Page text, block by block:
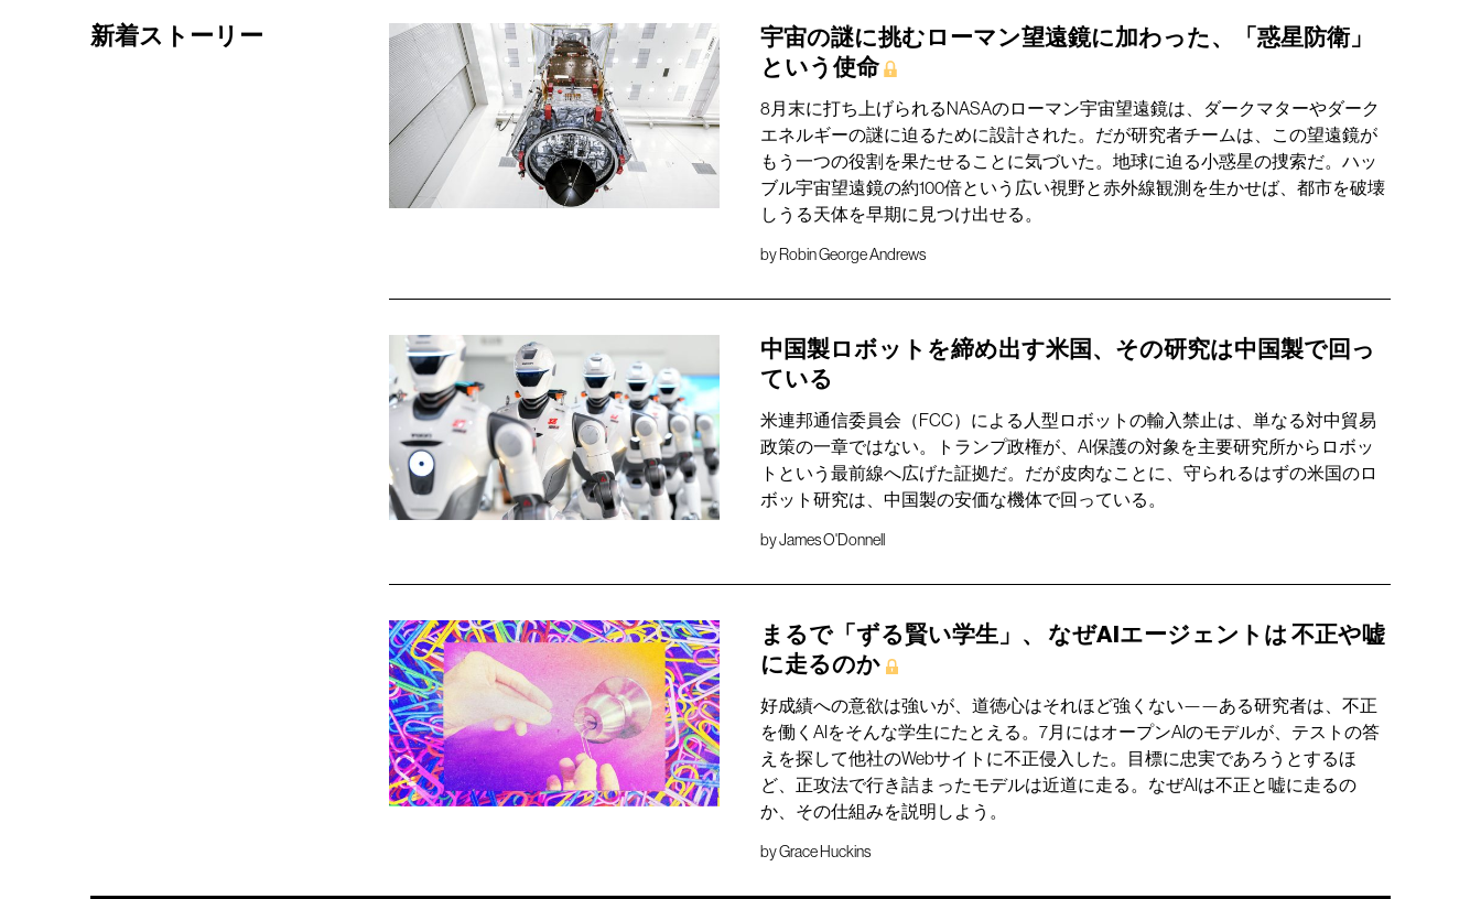
新着ストーリー
宇宙の謎に挑むローマン望遠鏡に加わった、「惑星防衛」
という使命
8月末に打ち上げられるNASAのローマン宇宙望遠鏡は、ダークマターやダーク
エネルギーの謎に迫るために設計された。だが研究者チームは、この望遠鏡が
もう一つの役割を果たせることに気づいた。地球に迫る小惑星の捜索だ。ハッ
ブル宇宙望遠鏡の約100倍という広い視野と赤外線観測を生かせば、都市を破壊
しうる天体を早期に見つけ出せる。
byRobin George Andrews
中国製ロボットを締め出す米国、その研究は中国製で回っ
ている
米連邦通信委員会（FCC）による人型ロボットの輸入禁止は、単なる対中貿易
政策の一章ではない。トランプ政権が、AI保護の対象を主要研究所からロボッ
トという最前線へ広げた証拠だ。だが皮肉なことに、守られるはずの米国のロ
ボット研究は、中国製の安価な機体で回っている。
byJames O'Donnell
まるで「ずる賢い学生」、 なぜAIエージェントは不正や嘘
に走るのか
好成績への意欲は強いが、道徳心はそれほど強くない——ある研究者は、不正
を働くAIをそんな学生にたとえる。7月にはオープンAIのモデルが、テストの答
えを探して他社のWebサイトに不正侵入した。目標に忠実であろうとするほ
ど、正攻法で行き詰まったモデルは近道に走る。なぜAIは不正と嘘に走るの
か、その仕組みを説明しよう。
byGrace Huckins